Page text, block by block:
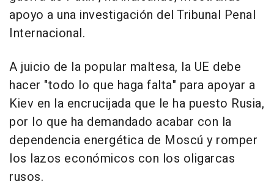
apoyo a una investigación del Tribunal Penal
Internacional.
A juicio de la popular maltesa, la UE debe
hacer "todo lo que haga falta" para apoyar a
Kiev en la encrucijada que le ha puesto Rusia,
por lo que ha demandado acabar con la
dependencia energética de Moscú y romper
los lazos económicos con los oligarcas
rusos.